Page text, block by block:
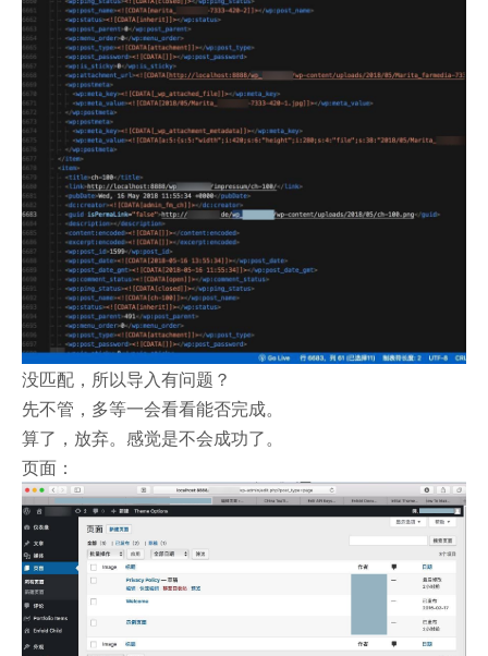
没匹配，所以导入有问题？
先不管，多等一会看看能否完成。
算了，放弃。感觉是不会成功了。
页面：